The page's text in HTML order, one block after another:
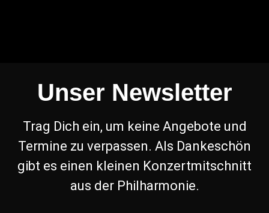
Unser Newsletter
Trag Dich ein, um keine Angebote und
Termine zu verpassen. Als Dankeschön
gibt es einen kleinen Konzertmitschnitt
aus der Philharmonie.